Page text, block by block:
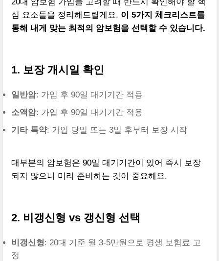
심 요소들을 정리해드릴게요. 이 5가지 체크리스트를
통해 내게 맞는 최적의 암보험을 선택할 수 있습니다.
1. 보장 개시일 확인
일반암: 가입 후 90일 대기기간 적용
소액암: 가입 후 90일 대기기간 적용
기타 특약: 가입 당일 또는 3일 후부터 보장 시작
대부분의 암보험은 90일 대기기간이 있어 즉시 보장
되지 않으니 미리 준비하는 것이 중요해요.
2. 비갱신형 vs 갱신형 선택
비갱신형: 20대 기준 월 3-5만원으로 평생 보험료 고
정